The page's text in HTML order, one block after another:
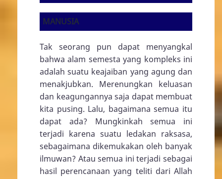
MANUSIA
Tak seorang pun dapat menyangkal
bahwa alam semesta yang kompleks ini
adalah suatu keajaiban yang agung dan
menakjubkan. Merenungkan keluasan
dan keagungannya saja dapat membuat
kita pusing. Lalu, bagaimana semua itu
dapat ada? Mungkinkah semua ini
terjadi karena suatu ledakan raksasa,
sebagaimana dikemukakan oleh banyak
ilmuwan? Atau semua ini terjadi sebagai
hasil perencanaan yang teliti dari Allah